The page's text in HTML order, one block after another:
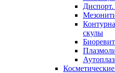
Диспорт.
скулы